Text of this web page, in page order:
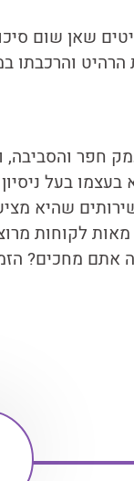
שאן שום
הרהיט והרכבתו
חפר והסביבה,
שהוא בעצמו בעל
שהיא
לקוחות
מחכים?